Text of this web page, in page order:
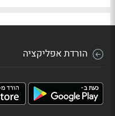
הורדת אפליקציה